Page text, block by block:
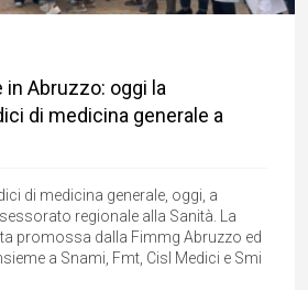
Abruzzo: oggi la
di medicina generale a
di medicina generale, oggi, a
regionale alla Sanità. La
promossa dalla Fimmg Abruzzo ed
a Snami, Fmt, Cisl Medici e Smi